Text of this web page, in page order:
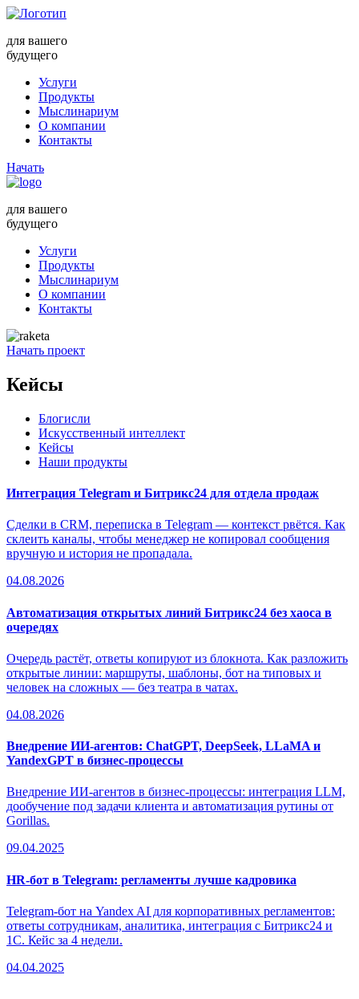
для вашего
будущего
Услуги
Продукты
Мыслинариум
О компании
Контакты
Начать
для вашего
будущего
Услуги
Продукты
Мыслинариум
О компании
Контакты
Начать проект
Кейсы
Блогисли
Искусственный интеллект
Кейсы
Наши продукты
Интеграция Telegram и Битрикс24 для отдела продаж
Сделки в CRM, переписка в Telegram — контекст рвётся. Как
склеить каналы, чтобы менеджер не копировал сообщения
вручную и история не пропадала.
04.08.2026
Автоматизация открытых линий Битрикс24 без хаоса в
очередях
Очередь растёт, ответы копируют из блокнота. Как разложить
открытые линии: маршруты, шаблоны, бот на типовых и
человек на сложных — без театра в чатах.
04.08.2026
Внедрение ИИ-агентов: ChatGPT, DeepSeek, LLaMA и
YandexGPT в бизнес-процессы
Внедрение ИИ-агентов в бизнес-процессы: интеграция LLM,
дообучение под задачи клиента и автоматизация рутины от
Gorillas.
09.04.2025
HR-бот в Telegram: регламенты лучше кадровика
Telegram-бот на Yandex AI для корпоративных регламентов:
ответы сотрудникам, аналитика, интеграция с Битрикс24 и
1С. Кейс за 4 недели.
04.04.2025